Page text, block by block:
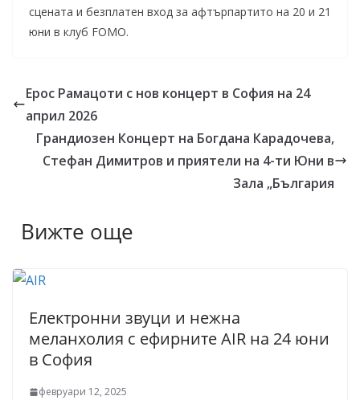
сцената и безплатен вход за афтърпартито на 20 и 21
юни в клуб FOMO.
Ерос Рамацоти с нов концерт в София на 24
април 2026
Грандиозен Концерт на Богдана Карадочева,
Стефан Димитров и приятели на 4-ти Юни в
Зала „България
Вижте още
Електронни звуци и нежна
меланхолия с ефирните AIR на 24 юни
в София
февруари 12, 2025